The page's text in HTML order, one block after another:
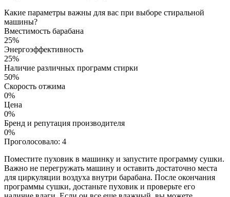
Какие параметры важны для вас при выборе стиральной
машины?
Вместимость барабана
25%
Энергоэффективность
25%
Наличие различных программ стирки
50%
Скорость отжима
0%
Цена
0%
Бренд и репутация производителя
0%
Проголосовало: 4
Поместите пуховик в машинку и запустите программу сушки.
Важно не перегружать машину и оставить достаточно места
для циркуляции воздуха внутри барабана. После окончания
программы сушки, достаньте пуховик и проверьте его